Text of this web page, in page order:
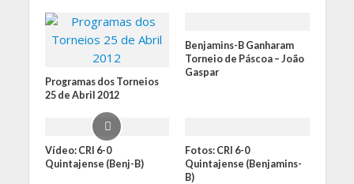
Programas dos Torneios
25 de Abril 2012
Benjamins-B Ganharam
Torneio de Páscoa – João
Gaspar
Vídeo: CRI 6-0
Quintajense (Benj-B)
Fotos: CRI 6-0
Quintajense (Benjamins-
B)